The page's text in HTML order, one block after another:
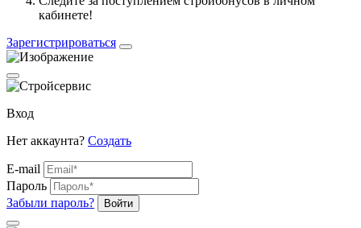
кабинете!
Зарегистрироваться
Вход
Нет аккаунта? Создать
E-mail
Пароль
Забыли пароль?
Войти